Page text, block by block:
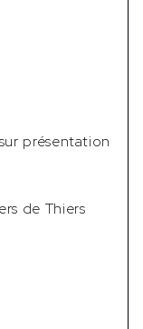
présentation
de Thiers